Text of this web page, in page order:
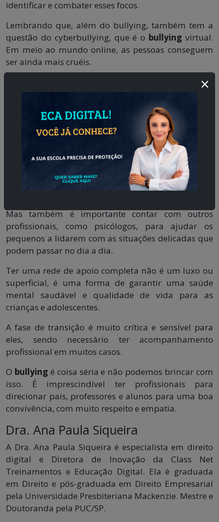
identificar e combater esses focos.
Lembrando que, além do bullying, também tem a
questão do cyberbullying, que é o bullyingvirtual.
Em meio ao mundo online, as pessoas conseguem
ser ainda mais cruéis.
Por isso é imprescindível trazer esse assunto à tona
recorrentemente de modo muito didático para as
crianças e adolescentes. É necessário entender quais
são os males que essas atitudes podem causar e o
quão desnecessárias elas são.
Ajuda fora da escola
para os seus filhos é
um passo fundamental, pois assim a criança ou
adolescente terá o apoio dos professores.
Mas também é importante contar com outros
profissionais, como psicólogos, para ajudar os
pequenos a lidarem com as situações delicadas que
podem passar no dia a dia.
Ter uma rede de apoio completa não é um luxo ou
superficial, é uma forma de garantir uma saúde
mental saudável e qualidade de vida para as
crianças e adolescentes.
A fase de transição é muito crítica e sensível para
eles, sendo necessário ter acompanhamento
profissional em muitos casos.
O bullyingé coisa séria e não podemos brincar com
isso. É imprescindível ter profissionais para
direcionar pais, professores e alunos para uma boa
convivência, com muito respeito e empatia.
Dra. Ana Paula Siqueira
A Dra. Ana Paula Siqueira é especialista em direito
digital e Diretora de Inovação da Class Net
Treinamentos e Educação Digital. Ela é graduada
em Direito e pós-graduada em Direito Empresarial
pela Universidade Presbiteriana Mackenzie. Mestre e
Doutoranda pela PUC/SP.
×